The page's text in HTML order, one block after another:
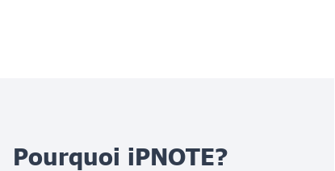
Pourquoi iPNOTE?